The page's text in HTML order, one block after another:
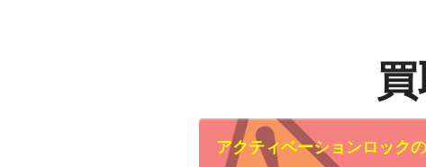
アクティベーションロック